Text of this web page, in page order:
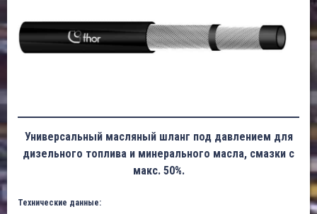
Универсальный масляный шланг под давлением для
дизельного топлива и минерального масла, смазки с
макс. 50%.
Технические данные: